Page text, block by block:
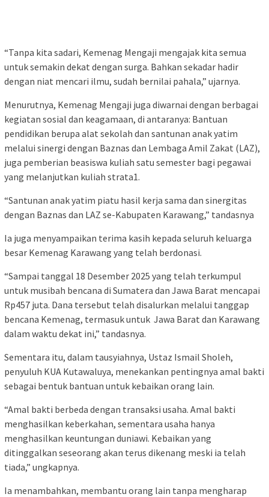
“Tanpa kita sadari, Kemenag Mengaji mengajak kita semua
untuk semakin dekat dengan surga. Bahkan sekadar hadir
dengan niat mencari ilmu, sudah bernilai pahala,” ujarnya.
Menurutnya, Kemenag Mengaji juga diwarnai dengan berbagai
kegiatan sosial dan keagamaan, di antaranya: Bantuan
pendidikan berupa alat sekolah dan santunan anak yatim
melalui sinergi dengan Baznas dan Lembaga Amil Zakat (LAZ),
juga pemberian beasiswa kuliah satu semester bagi pegawai
yang melanjutkan kuliah strata1.
“Santunan anak yatim piatu hasil kerja sama dan sinergitas
dengan Baznas dan LAZ se-Kabupaten Karawang,” tandasnya
Ia juga menyampaikan terima kasih kepada seluruh keluarga
besar Kemenag Karawang yang telah berdonasi.
“Sampai tanggal 18 Desember 2025 yang telah terkumpul
untuk musibah bencana di Sumatera dan Jawa Barat mencapai
Rp457 juta. Dana tersebut telah disalurkan melalui tanggap
bencana Kemenag, termasuk untuk Jawa Barat dan Karawang
dalam waktu dekat ini,” tandasnya.
Sementara itu, dalam tausyiahnya, Ustaz Ismail Sholeh,
penyuluh KUA Kutawaluya, menekankan pentingnya amal bakti
sebagai bentuk bantuan untuk kebaikan orang lain.
“Amal bakti berbeda dengan transaksi usaha. Amal bakti
menghasilkan keberkahan, sementara usaha hanya
menghasilkan keuntungan duniawi. Kebaikan yang
ditinggalkan seseorang akan terus dikenang meski ia telah
tiada,” ungkapnya.
Ia menambahkan, membantu orang lain tanpa mengharap